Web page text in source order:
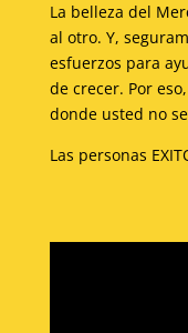
La belleza del
al otro. Y,
esfuerzos para
de crecer. Por
donde usted no
Las personas